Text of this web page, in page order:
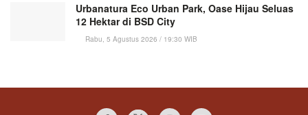
Urbanatura Eco Urban Park, Oase Hijau Seluas
12 Hektar di BSD City
Rabu, 5 Agustus 2026 / 19:30 WIB